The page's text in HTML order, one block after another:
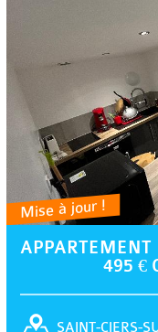
Mise à jour !
APPARTEMENT
495 €
SAINT-CIERS-